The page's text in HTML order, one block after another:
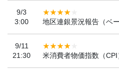
9/3
3:00
地区連銀景況報告（ベ
9/11
21:30
米消費者物価指数（